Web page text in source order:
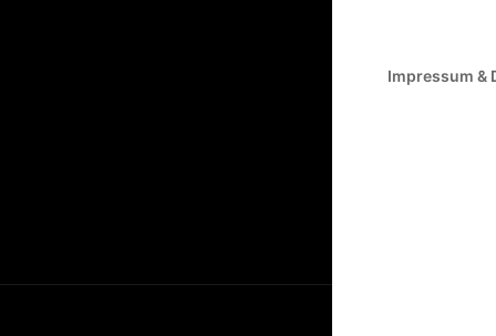
Impressum &